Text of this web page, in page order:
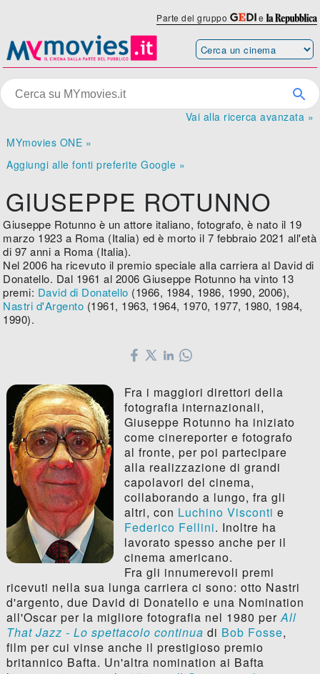
Parte del gruppo e
Vai alla ricerca avanzata »
MYmovies ONE »
Aggiungi alle fonti preferite Google »
GIUSEPPE ROTUNNO
Giuseppe Rotunno è un attore italiano, fotografo, è nato il 19
marzo 1923 a Roma (Italia) ed è morto il 7 febbraio 2021 all'età
di 97 anni a Roma (Italia).
Nel 2006 ha ricevuto il premio speciale alla carriera al David di
Donatello. Dal 1961 al 2006 Giuseppe Rotunno ha vinto 13
premi: David di Donatello (1966, 1984, 1986, 1990, 2006),
Nastri d'Argento (1961, 1963, 1964, 1970, 1977, 1980, 1984,
1990).
Fra i maggiori direttori della
fotografia internazionali,
Giuseppe Rotunno ha iniziato
come cinereporter e fotografo
al fronte, per poi partecipare
alla realizzazione di grandi
capolavori del cinema,
collaborando a lungo, fra gli
altri, con Luchino Visconti e
Federico Fellini. Inoltre ha
lavorato spesso anche per il
cinema americano.
Fra gli innumerevoli premi
ricevuti nella sua lunga carriera ci sono: otto Nastri
d'argento, due David di Donatello e una Nomination
all'Oscar per la migliore fotografia nel 1980 perAll
That Jazz - Lo spettacolo continua di Bob Fosse,
film per cui vinse anche il prestigioso premio
britannico Bafta. Un'altra nomination ai Bafta